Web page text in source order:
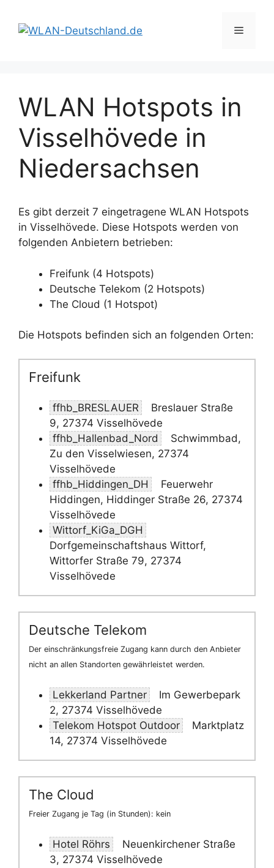
Inhalt
springen
Menü
WLAN Hotspots in
Visselhövede in
Niedersachsen
Es gibt derzeit 7 eingetragene WLAN Hotspots
in Visselhövede. Diese Hotspots werden von
folgenden Anbietern betrieben:
Freifunk (4 Hotspots)
Deutsche Telekom (2 Hotspots)
The Cloud (1 Hotspot)
Die Hotspots befinden sich an folgenden Orten:
Freifunk
ffhb_BRESLAUER
Breslauer Straße
9, 27374 Visselhövede
ffhb_Hallenbad_Nord
Schwimmbad,
Zu den Visselwiesen, 27374
Visselhövede
ffhb_Hiddingen_DH
Feuerwehr
Hiddingen, Hiddinger Straße 26, 27374
Visselhövede
Wittorf_KiGa_DGH
Dorfgemeinschaftshaus Wittorf,
Wittorfer Straße 79, 27374
Visselhövede
Deutsche Telekom
Der einschränkungsfreie Zugang kann durch den Anbieter
nicht an allen Standorten gewährleistet werden.
Lekkerland Partner
Im Gewerbepark
2, 27374 Visselhövede
Telekom Hotspot Outdoor
Marktplatz
14, 27374 Visselhövede
The Cloud
Freier Zugang je Tag (in Stunden): kein
Hotel Röhrs
Neuenkirchener Straße
3, 27374 Visselhövede